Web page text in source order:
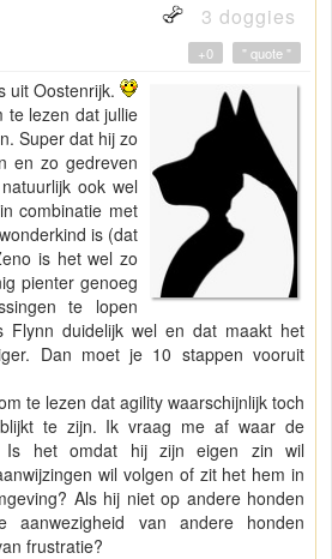
3 doggies
" quote "
+0
uit Oostenrijk.
te lezen dat jullie
Super dat hij zo
en zo gedreven
ook wel
combinatie met
is (dat
is het wel zo
pienter genoeg
te lopen
Flynn duidelijk wel en dat maakt het
Dan moet je 10 stappen vooruit
te lezen dat agility waarschijnlijk toch
te zijn. Ik vraag me af waar de
Is het omdat hij zijn eigen zin wil
wil volgen of zit het hem in
Als hij niet op andere honden
van andere honden
frustratie?